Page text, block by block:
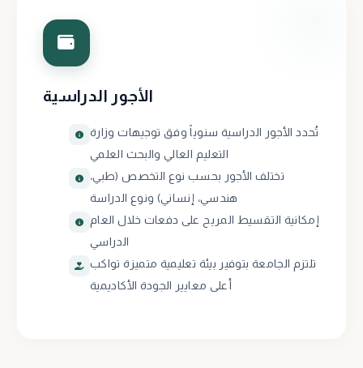
الأجور الدراسية
تُحدد الأجور الدراسية سنوياً وفق توجيهات وزارة
التعليم العالي والبحث العلمي
تختلف الأجور بحسب نوع التخصص (طبي،
هندسي، إنساني) ونوع الدراسة
إمكانية التقسيط المريح على دفعات خلال العام
الدراسي
تلتزم الجامعة بتوفير بيئة تعليمية متميزة تواكب
أعلى معايير الجودة الأكاديمية